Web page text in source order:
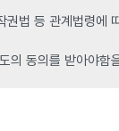
법 등 관계법령
의 동의를 받아야함